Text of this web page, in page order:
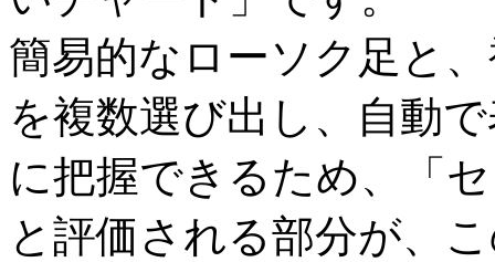
簡易的なローソク足と
を複数選び出し、自動
に把握できるため、「
と評価される部分が、